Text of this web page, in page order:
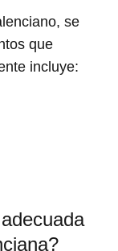
se
que
incluye: